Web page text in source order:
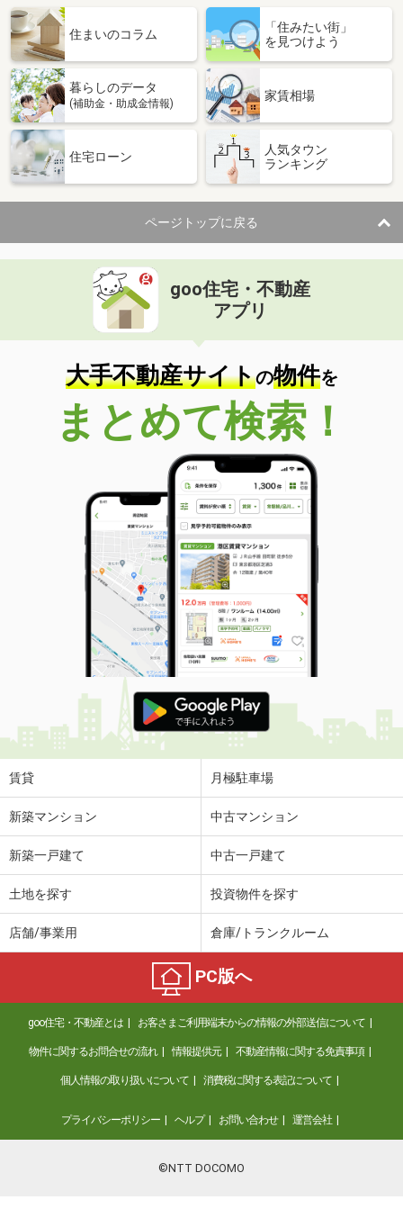
住まいのコラム
「住みたい街」
を見つけよう
暮らしのデータ
(補助金・助成金情報)
家賃相場
住宅ローン
人気タウン
ランキング
ページトップに戻る
goo住宅・不動産
アプリ
大手不動産サイトの物件を
まとめて検索！
賃貸 月極駐車場
新築マンション 中古マンション
新築一戸建て 中古一戸建て
土地を探す 投資物件を探す
店舗/事業用 倉庫/トランクルーム
PC版へ
goo住宅・不動産とは お客さまご利用端末からの情報の外部送信について
物件に関するお問合せの流れ 情報提供元 不動産情報に関する免責事項
個人情報の取り扱いについて 消費税に関する表記について
プライバシーポリシー ヘルプ お問い合わせ 運営会社
©NTT DOCOMO